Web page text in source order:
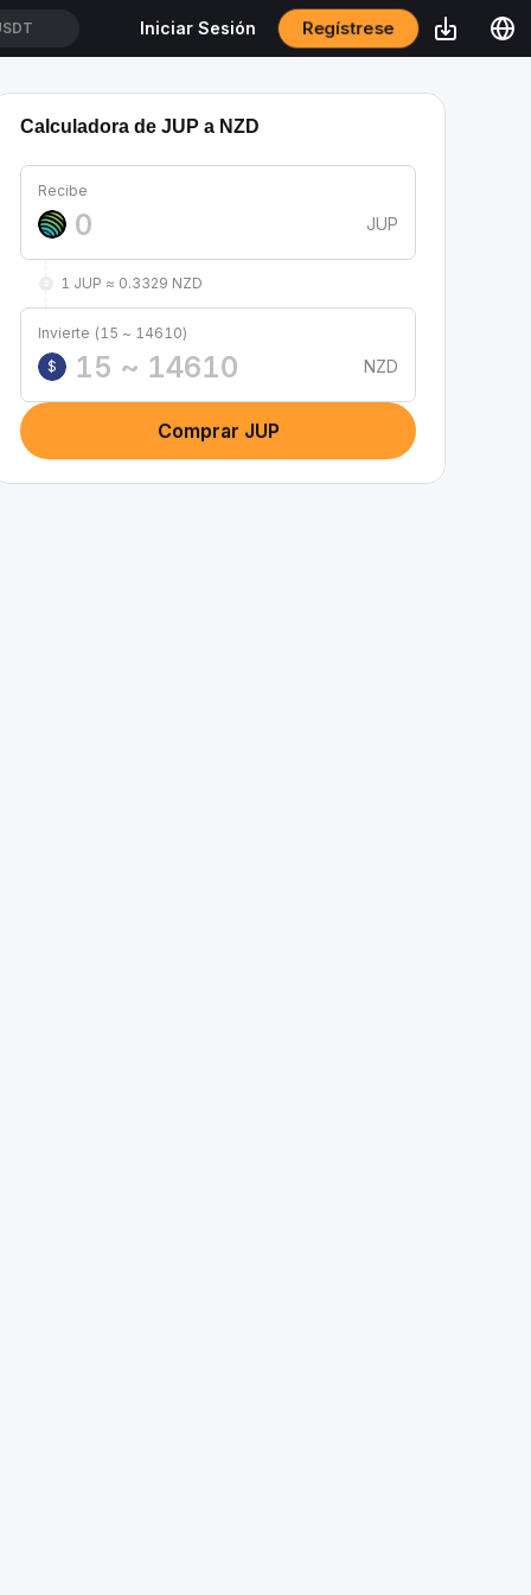
Iniciar Sesión Regístrese
Calculadora de JUP a NZD
Recibe
JUP
1 JUP ≈ 0.3329 NZD
Invierte (15 ~ 14610)
$
NZD
Comprar JUP